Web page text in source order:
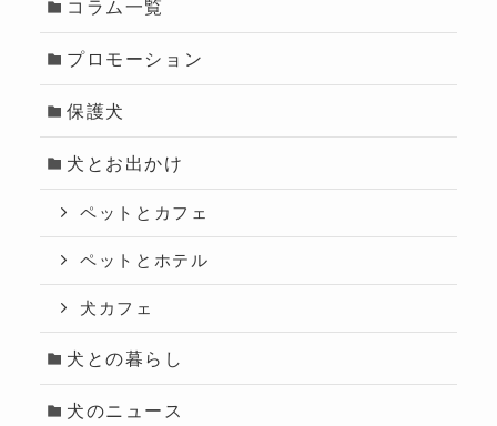
コラム一覧
プロモーション
保護犬
犬とお出かけ
ペットとカフェ
ペットとホテル
犬カフェ
犬との暮らし
犬のニュース